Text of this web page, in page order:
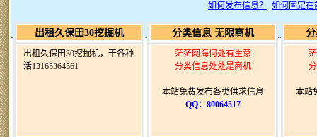
如何发布信息？ 如何固定在
出租久保田30挖掘机
出租久保田30挖掘机，干各种
活13165364561
分类信息 无限商机
茫茫网海何处有生意
分类信息处处是商机
本站免费发布各类供求信息
QQ：80064517
本站